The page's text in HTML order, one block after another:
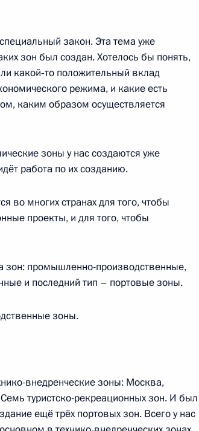
4
Путиным
Вацлав Клаус посетит
закон. Эта тема уже
зон был создан. Хотелось бы понять,
какой‑то положительный вклад
режима, и какие есть
каким образом осуществляется
зоны у нас создаются уже
работа по их созданию.
во многих странах для того, чтобы
проекты, и для того, чтобы
зон: промышленно-производственные,
и последний тип – портовые зоны.
зоны.
внедренческие зоны: Москва,
туристско-рекреационных зон. И был
ещё трёх портовых зон. Всего у нас